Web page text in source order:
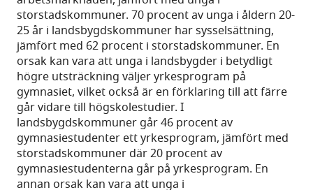
storstadskommuner. 70 procent av unga i åldern 20-
25 år i landsbygdskommuner har sysselsättning,
jämfört med 62 procent i storstadskommuner. En
orsak kan vara att unga i landsbygder i betydligt
högre utsträckning väljer yrkesprogram på
gymnasiet, vilket också är en förklaring till att färre
går vidare till högskolestudier. I
landsbygdskommuner går 46 procent av
gymnasiestudenter ett yrkesprogram, jämfört med
storstadskommuner där 20 procent av
gymnasiestudenterna går på yrkesprogram. En
annan orsak kan vara att unga i